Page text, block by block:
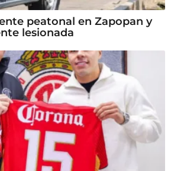
peatonal en Zapopan y
lesionada